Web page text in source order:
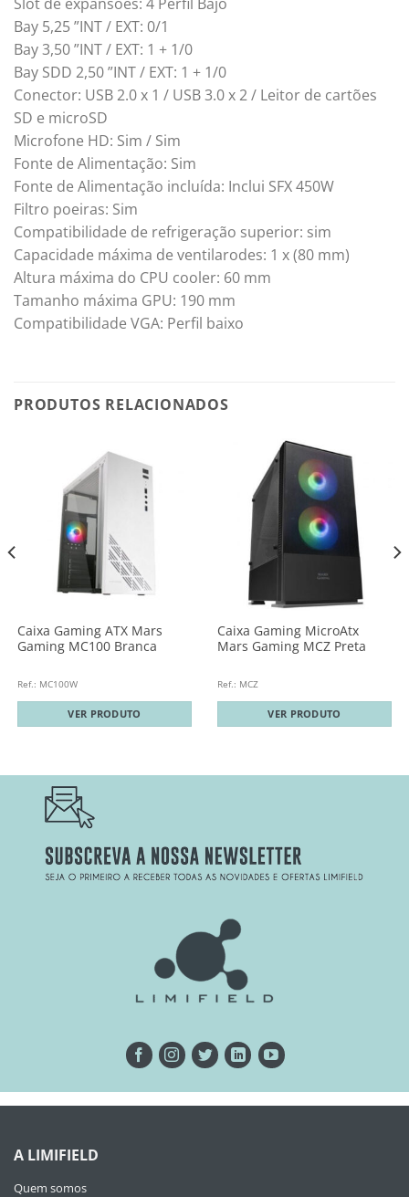
Bay 5,25 ”INT / EXT: 0/1
Bay 3,50 ”INT / EXT: 1 + 1/0
Bay SDD 2,50 ”INT / EXT: 1 + 1/0
Conector: USB 2.0 x 1 / USB 3.0 x 2 / Leitor de cartões
SD e microSD
Microfone HD: Sim / Sim
Fonte de Alimentação: Sim
Fonte de Alimentação incluída: Inclui SFX 450W
Filtro poeiras: Sim
Compatibilidade de refrigeração superior: sim
Capacidade máxima de ventilarodes: 1 x (80 mm)
Altura máxima do CPU cooler: 60 mm
Tamanho máxima GPU: 190 mm
Compatibilidade VGA: Perfil baixo
PRODUTOS RELACIONADOS
Caixa Gaming ATX Mars
Gaming MC100 Branca
Ref.: MC100W
VER PRODUTO
Caixa Gaming MicroAtx
Mars Gaming MCZ Preta
Ref.: MCZ
VER PRODUTO
A LIMIFIELD
Quem somos